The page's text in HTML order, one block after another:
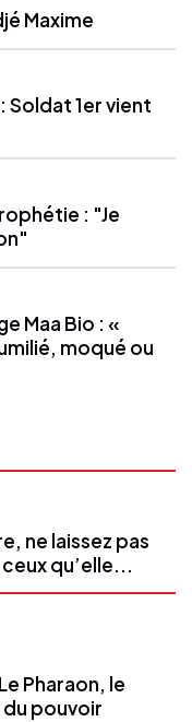
Maxime
Soldat 1er vient
: "Je
Maa Bio : «
moqué ou
ne laissez pas
qu’elle...
Pharaon, le
pouvoir